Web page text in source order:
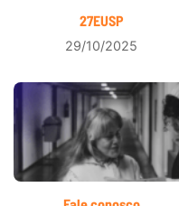
27EUSP
29/10/2025